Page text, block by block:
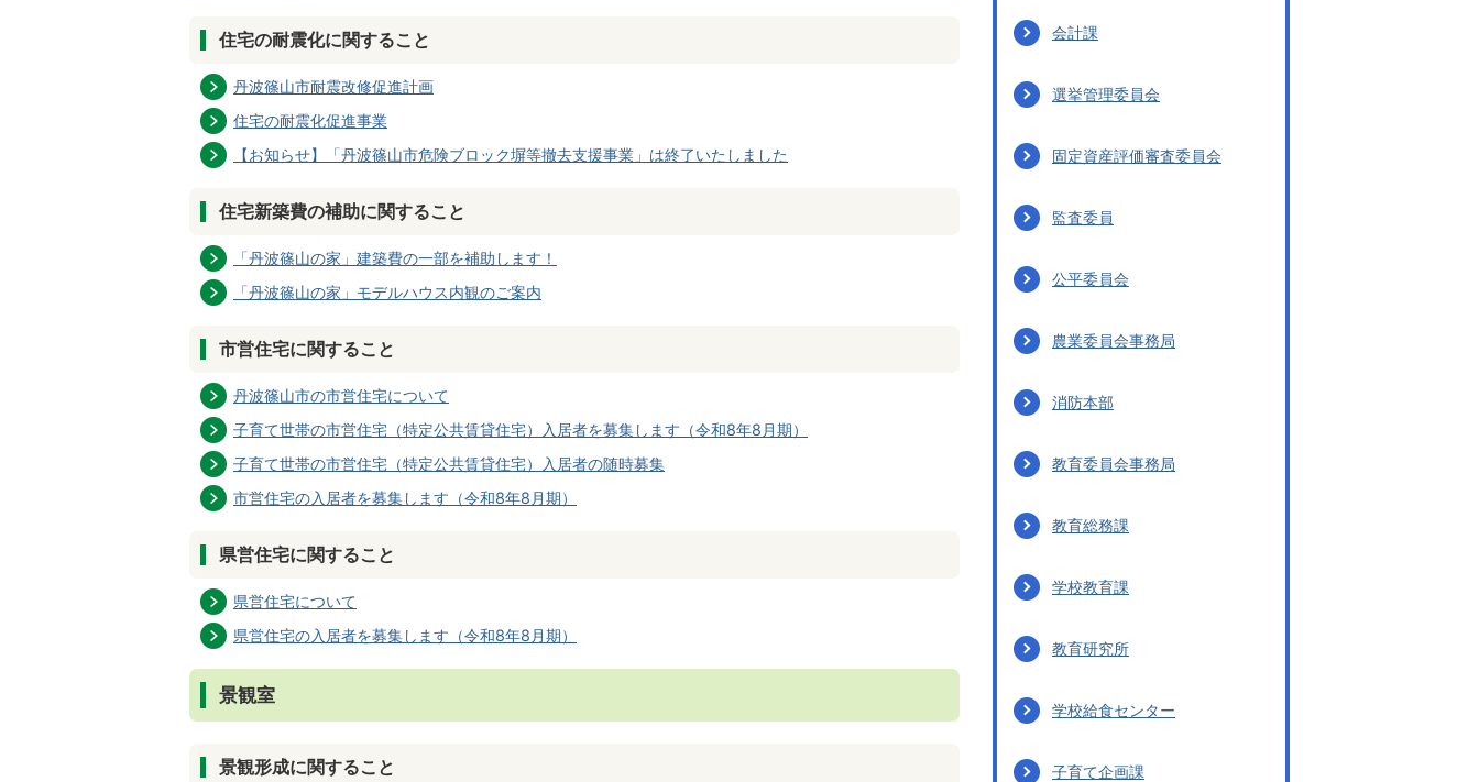
住宅の耐震化に関すること
丹波篠山市耐震改修促進計画
住宅の耐震化促進事業
【お知らせ】「丹波篠山市危険ブロック塀等撤去支援事業」は終了いたしました
住宅新築費の補助に関すること
「丹波篠山の家」建築費の一部を補助します！
「丹波篠山の家」モデルハウス内観のご案内
市営住宅に関すること
丹波篠山市の市営住宅について
子育て世帯の市営住宅（特定公共賃貸住宅）入居者を募集します（令和8年8月期）
子育て世帯の市営住宅（特定公共賃貸住宅）入居者の随時募集
市営住宅の入居者を募集します（令和8年8月期）
県営住宅に関すること
県営住宅について
県営住宅の入居者を募集します（令和8年8月期）
景観室
景観形成に関すること
会計課
選挙管理委員会
固定資産評価審査委員会
監査委員
公平委員会
農業委員会事務局
消防本部
教育委員会事務局
教育総務課
学校教育課
教育研究所
学校給食センター
子育て企画課